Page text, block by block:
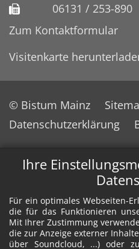
Ihre
Für ein optimales Webseiten-
die für das Funktionieren
Mit Ihrer Zustimmung
die zur Anzeige externer
über Soundcloud, ...) oder
06131 / 253-890
Zum Kontaktformular
Visitenkarte
© Bistum Mainz
Datenschutzerklärung